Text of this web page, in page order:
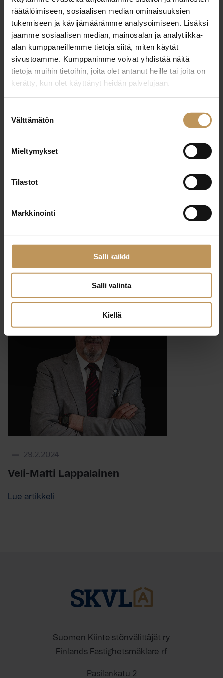
räätälöimiseen, sosiaalisen median ominaisuuksien
tukemiseen ja kävijämäärämme analysoimiseen. Lisäksi
jaamme sosiaalisen median, mainosalan ja analytiikka-
alan kumppaneillemme tietoja siitä, miten käytät
sivustoamme. Kumppanimme voivat yhdistää näitä
tietoja muihin tietoihin, joita olet antanut heille tai joita on
kerätty, kun olet käyttänyt heidän palvelujaan.
valinta
Välttämätön
Mieltymykset
Tilastot
Markkinointi
Salli kaikki
Salli valinta
Kiellä
29.2.2024
Tarmo Lotvonen
Lue artikkeli
Vesa Leino
Lue artikkeli
29.2.2024
Veli-Matti Lappalainen
Lue artikkeli
Suomen Kiinteistönvälittäjät ry
Finlands Fastighetsmäklare rf
Pasilankatu 2